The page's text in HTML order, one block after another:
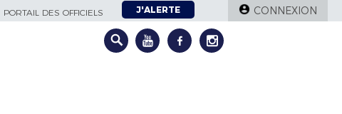
PORTAIL DES OFFICIELS J'ALERTE CONNEXION